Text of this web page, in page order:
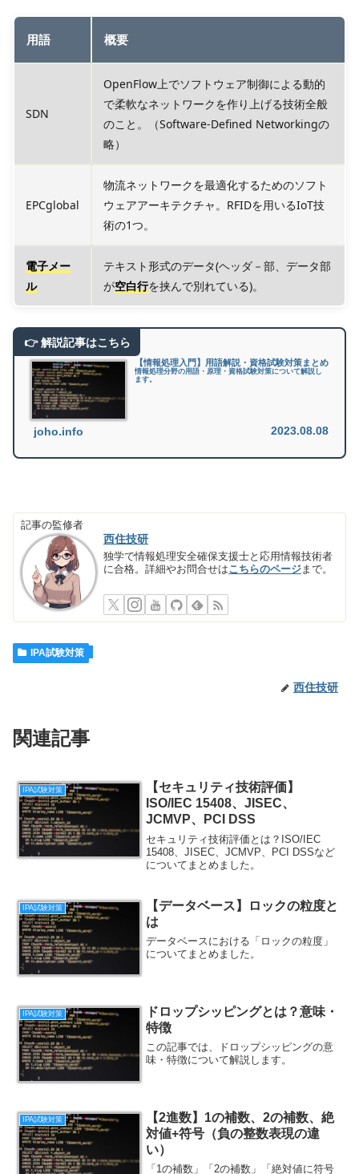
用語 概要
SDN
OpenFlow上でソフトウェア制御による動的
で柔軟なネットワークを作り上げる技術全般
のこと。（Software-Defined Networkingの
略）
EPCglobal
物流ネットワークを最適化するためのソフト
ウェアアーキテクチャ。RFIDを用いるIoT技
術の1つ。
電子メー
ル
テキスト形式のデータ(ヘッダ－部、データ部
が空白行を挟んで別れている)。
【情報処理入門】用語解説・資格試験対策まとめ
情報処理分野の用語・原理・資格試験対策について解説し
ます。
joho.info 2023.08.08
記事の監修者
西住技研
独学で情報処理安全確保支援士と応用情報技術者
に合格。詳細やお問合せはこちらのページまで。
IPA試験対策
西住技研
関連記事
IPA試験対策
【セキュリティ技術評価】
ISO/IEC 15408、JISEC、
JCMVP、PCI DSS
セキュリティ技術評価とは？ISO/IEC
15408、JISEC、JCMVP、PCI DSSなど
についてまとめました。
IPA試験対策
【データベース】ロックの粒度と
は
データベースにおける「ロックの粒度」
についてまとめました。
IPA試験対策
ドロップシッピングとは？意味・
特徴
この記事では、ドロップシッピングの意
味・特徴について解説します。
IPA試験対策
【2進数】1の補数、2の補数、絶
対値+符号（負の整数表現の違
い）
「1の補数」「2の補数」「絶対値に符号